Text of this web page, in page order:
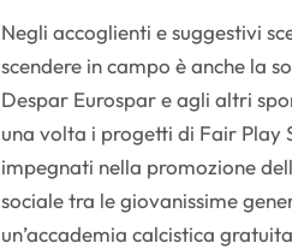
Negli accoglienti e suggestivi
scendere in campo è anche la
Despar Eurospar e agli altri
una volta i progetti di Fair Play
impegnati nella promozione
sociale tra le giovanissime
un’accademia calcistica